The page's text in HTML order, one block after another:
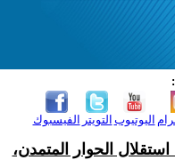
الفيسبوك التويتر اليوتيوب
الحوار المتمدن،